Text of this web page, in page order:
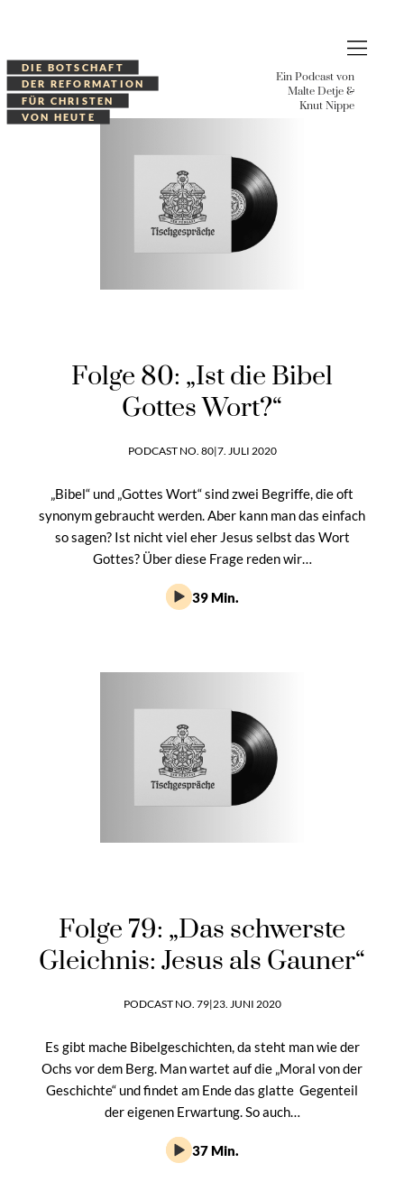
springen
Tischgespräche
DIE BOTSCHAFT
DER REFORMATION
FÜR CHRISTEN
VON HEUTE
Ein Podcast von
Malte Detje &
Knut Nippe
Folge 80: „Ist die Bibel
Gottes Wort?“
PODCAST NO. 80|7. JULI 2020
„Bibel“ und „Gottes Wort“ sind zwei Begriffe, die oft
synonym gebraucht werden. Aber kann man das einfach
so sagen? Ist nicht viel eher Jesus selbst das Wort
Gottes? Über diese Frage reden wir…
39 Min.
Folge 79: „Das schwerste
Gleichnis: Jesus als Gauner“
PODCAST NO. 79|23. JUNI 2020
Es gibt mache Bibelgeschichten, da steht man wie der
Ochs vor dem Berg. Man wartet auf die „Moral von der
Geschichte“ und findet am Ende das glatte Gegenteil
der eigenen Erwartung. So auch…
37 Min.